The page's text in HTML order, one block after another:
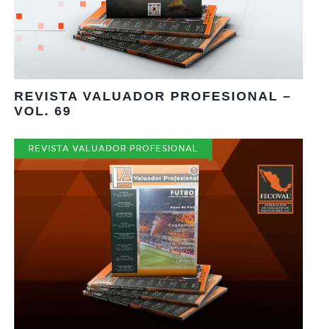
REVISTA VALUADOR PROFESIONAL –
VOL. 69
REVISTA VALUADOR PROFESIONAL